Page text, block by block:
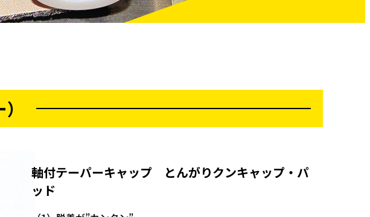
軸付テーパーキャップ とんがりクンキャップ・パ
ッド